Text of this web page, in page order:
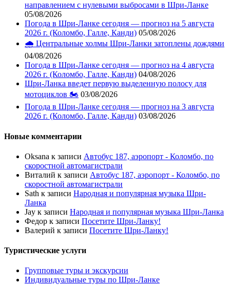
направлением с нулевыми выбросами в Шри-Ланке
05/08/2026
Погода в Шри-Ланке сегодня — прогноз на 5 августа
2026 г. (Коломбо, Галле, Канди) 05/08/2026
🌧️ Центральные холмы Шри-Ланки затоплены дождями
04/08/2026
Погода в Шри-Ланке сегодня — прогноз на 4 августа
2026 г. (Коломбо, Галле, Канди) 04/08/2026
Шри-Ланка введет первую выделенную полосу для
мотоциклов 🏍️ 03/08/2026
Погода в Шри-Ланке сегодня — прогноз на 3 августа
2026 г. (Коломбо, Галле, Канди) 03/08/2026
Новые комментарии
Oksana к записи Автобус 187, аэропорт - Коломбо, по
скоростной автомагистрали
Виталий к записи Автобус 187, аэропорт - Коломбо, по
скоростной автомагистрали
Sath к записи Народная и популярная музыка Шри-
Ланка
Jay к записи Народная и популярная музыка Шри-Ланка
Федор к записи Посетите Шри-Ланку!
Валерий к записи Посетите Шри-Ланку!
Туристические услуги
Групповые туры и экскурсии
Индивидуальные туры по Шри-Ланке